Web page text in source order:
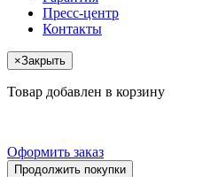
Пресс-центр
Контакты
×Закрыть
Товар добавлен в корзину
Оформить заказ
Продолжить покупки